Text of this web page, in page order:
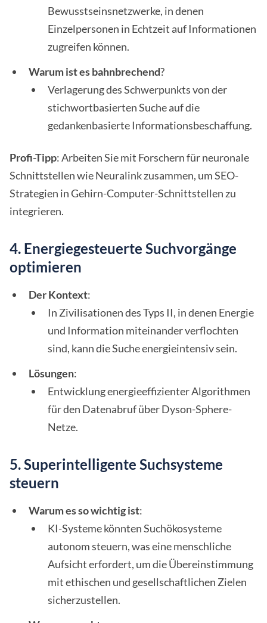
Bewusstseinsnetzwerke, in denen
Einzelpersonen in Echtzeit auf Informationen
zugreifen können.
Warum ist es bahnbrechend?
Verlagerung des Schwerpunkts von der
stichwortbasierten Suche auf die
gedankenbasierte Informationsbeschaffung.
Profi-Tipp: Arbeiten Sie mit Forschern für neuronale
Schnittstellen wie Neuralink zusammen, um SEO-
Strategien in Gehirn-Computer-Schnittstellen zu
integrieren.
4. Energiegesteuerte Suchvorgänge
optimieren
Der Kontext:
In Zivilisationen des Typs II, in denen Energie
und Information miteinander verflochten
sind, kann die Suche energieintensiv sein.
Lösungen:
Entwicklung energieeffizienter Algorithmen
für den Datenabruf über Dyson-Sphere-
Netze.
5. Superintelligente Suchsysteme
steuern
Warum es so wichtig ist:
KI-Systeme könnten Suchökosysteme
autonom steuern, was eine menschliche
Aufsicht erfordert, um die Übereinstimmung
mit ethischen und gesellschaftlichen Zielen
sicherzustellen.